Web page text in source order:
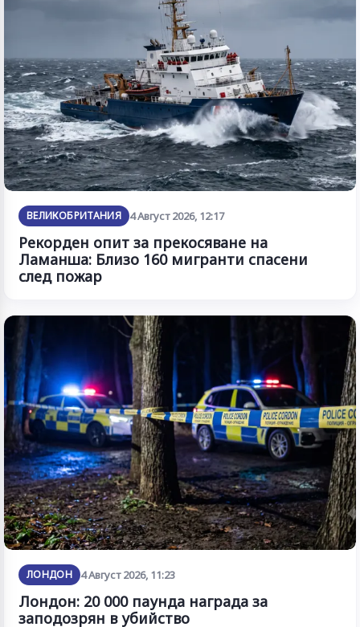
ВЕЛИКОБРИТАНИЯ 4 Август 2026, 12:17
Рекорден опит за прекосяване на
Ламанша: Близо 160 мигранти спасени
след пожар
ЛОНДОН 4 Август 2026, 11:23
Лондон: 20 000 паунда награда за
заподозрян в убийство